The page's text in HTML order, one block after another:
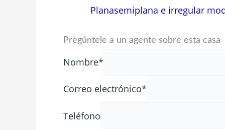
Planasemiplana e irregular
Pregúntele a un agente sobre esta casa
Nombre*
Correo electrónico*
Teléfono